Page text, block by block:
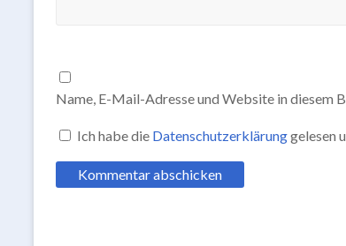
Name, E-Mail-Adresse und Website in diesem
Ich habe die Datenschutzerklärunggelesen